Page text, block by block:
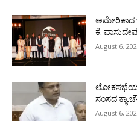
ಅಮೇರಿಕಾದ
ಕೆ.
August 6,
ಸಂಸದ
August 6,